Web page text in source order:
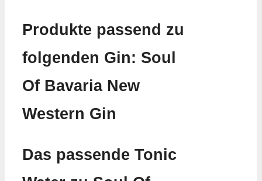
Produkte passend zu
folgenden Gin: Soul
Of Bavaria New
Western Gin
Das passende Tonic